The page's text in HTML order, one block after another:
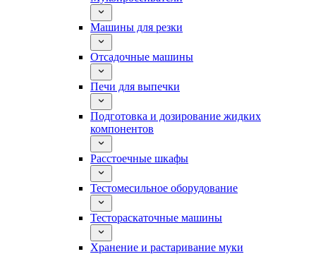
Машины для резки
Отсадочные машины
Печи для выпечки
Подготовка и дозирование жидких
компонентов
Расстоечные шкафы
Тестомесильное оборудование
Тестораскаточные машины
Хранение и растаривание муки